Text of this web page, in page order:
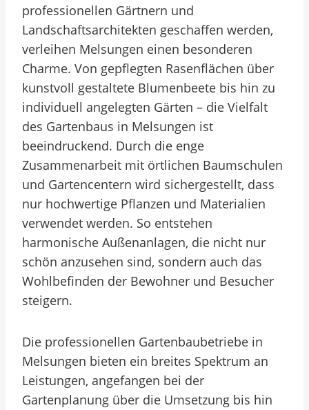
professionellen Gärtnern und
Landschaftsarchitekten geschaffen werden,
verleihen Melsungen einen besonderen
Charme. Von gepflegten Rasenflächen über
kunstvoll gestaltete Blumenbeete bis hin zu
individuell angelegten Gärten – die Vielfalt
des Gartenbaus in Melsungen ist
beeindruckend. Durch die enge
Zusammenarbeit mit örtlichen Baumschulen
und Gartencentern wird sichergestellt, dass
nur hochwertige Pflanzen und Materialien
verwendet werden. So entstehen
harmonische Außenanlagen, die nicht nur
schön anzusehen sind, sondern auch das
Wohlbefinden der Bewohner und Besucher
steigern.
Die professionellen Gartenbaubetriebe in
Melsungen bieten ein breites Spektrum an
Leistungen, angefangen bei der
Gartenplanung über die Umsetzung bis hin